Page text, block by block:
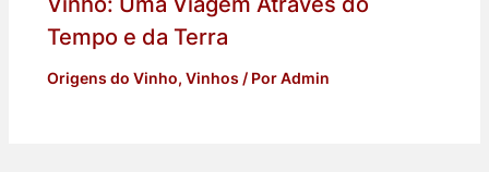
Tempo e da Terra
Origens do Vinho, Vinhos / PorAdmin